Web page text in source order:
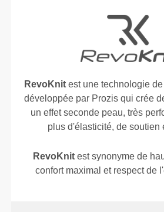
RevoKnitest une technologie
développée par Prozis qui crée
un effet seconde peau, très
plus d'élasticité, de soutien
RevoKnitest synonyme de
confort maximal et respect de